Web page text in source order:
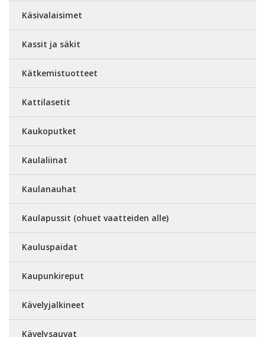
Käsivalaisimet
Kassit ja säkit
Kätkemistuotteet
Kattilasetit
Kaukoputket
Kaulaliinat
Kaulanauhat
Kaulapussit (ohuet vaatteiden alle)
Kauluspaidat
Kaupunkireput
Kävelyjalkineet
Kävelysauvat